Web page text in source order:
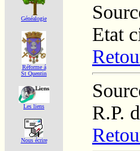
Généalogie
Réforme á
St Quentin
Les liens
Nous écrire
Etat
R.P.